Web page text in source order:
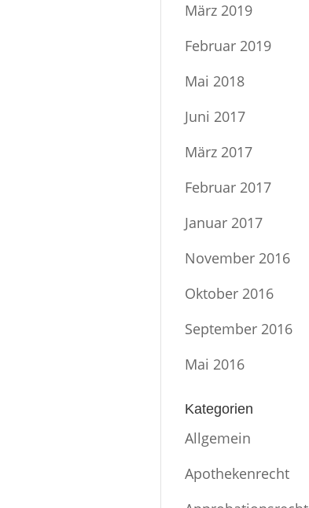
März 2019
Februar 2019
Mai 2018
Juni 2017
März 2017
Februar 2017
Januar 2017
November 2016
Oktober 2016
September 2016
Mai 2016
Kategorien
Allgemein
Apothekenrecht